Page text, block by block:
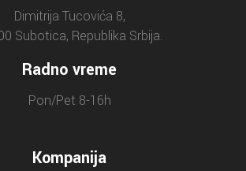
Dimitrija Tucovića 8,
Subotica, Republika Srbija.
Radno vreme
Pon/Pet 8-16h
Kompanija